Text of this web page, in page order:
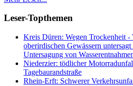
Leser-Topthemen
Kreis Düren: Wegen Trockenheit -
oberirdischen Gewässern
Untersagung von
Niederzier: tödlicher
Tagebaurandstraße
Rhein-Erft: Schwerer